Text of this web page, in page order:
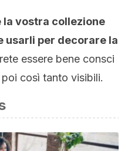
la vostra collezione
usarli per decorare la
essere bene consci
così tanto visibili.